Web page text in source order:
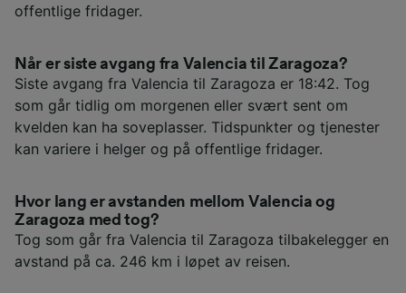
offentlige fridager.
Når er siste avgang fra Valencia til Zaragoza?
Siste avgang fra Valencia til Zaragoza er 18:42. Tog
som går tidlig om morgenen eller svært sent om
kvelden kan ha soveplasser. Tidspunkter og tjenester
kan variere i helger og på offentlige fridager.
Hvor lang er avstanden mellom Valencia og
Zaragoza med tog?
Tog som går fra Valencia til Zaragoza tilbakelegger en
avstand på ca. 246 km i løpet av reisen.